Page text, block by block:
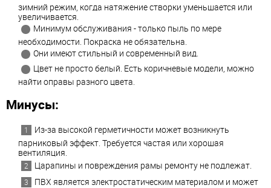
зимний режим, когда натяжение створки уменьшается или
увеличивается.
Минимум обслуживания - только пыль по мере
необходимости. Покраска не обязательна.
Они имеют стильный и современный вид.
Цвет не просто белый. Есть коричневые модели, можно
найти оправы разного цвета.
Минусы:
Из-за высокой герметичности может возникнуть
парниковый эффект. Требуется частая или хорошая
вентиляция.
Царапины и повреждения рамы ремонту не подлежат.
ПВХ является электростатическим материалом и может